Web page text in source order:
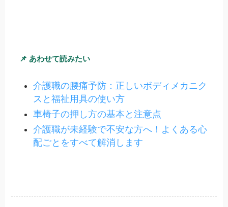
📌 あわせて読みたい
介護職の腰痛予防：正しいボディメカニク
スと福祉用具の使い方
車椅子の押し方の基本と注意点
介護職が未経験で不安な方へ！よくある心
配ごとをすべて解消します